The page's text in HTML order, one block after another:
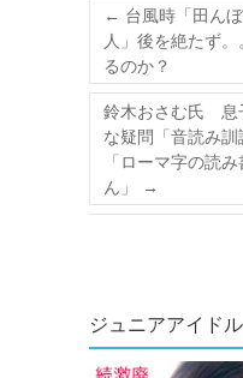
← 台風時「田ん
人」後を絶たず
るのか？
鈴木おさむ氏 息
な疑問「音読み訓
「ローマ字の読
ん」
→
ジュニアアイドル